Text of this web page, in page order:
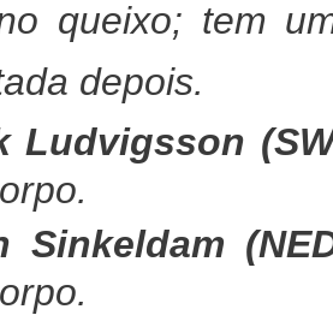
queixo; tem
depois.
Ludvigsson
Sinkeldam